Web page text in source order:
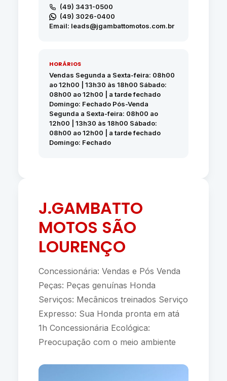
(49) 3431-0500
(49) 3026-0400
Email: leads@jgambattomotos.com.br
HORÁRIOS
Vendas Segunda a Sexta-feira: 08h00
ao 12h00 | 13h30 às 18h00 Sábado:
08h00 ao 12h00 | a tarde fechado
Domingo: Fechado Pós-Venda
Segunda a Sexta-feira: 08h00 ao
12h00 | 13h30 às 18h00 Sábado:
08h00 ao 12h00 | a tarde fechado
Domingo: Fechado
J.GAMBATTO
MOTOS SÃO
LOURENÇO
Concessionária: Vendas e Pós Venda
Peças: Peças genuínas Honda
Serviços: Mecânicos treinados Serviço
Expresso: Sua Honda pronta em atá
1h Concessionária Ecológica:
Preocupação com o meio ambiente